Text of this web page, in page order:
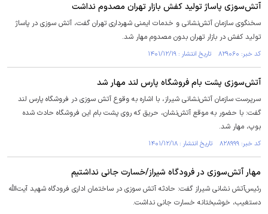
آتش‌سوزی پاساژ تولید کفش بازار تهران مصدوم نداشت
سخنگوی سازمان آتش‌نشانی و خدمات ایمنی شهرداری تهران گفت، آتش سوزی در پاساژ
تولید کفش در بازار تهران بدون مصدوم مهار شد.
کد خبر: ۸۲۹۰۶۰ تاریخ انتشار : ۱۴۰۱/۱۲/۱۹
آتش‌سوزی پشت بام فروشگاه پارس لند مهار شد
سرپرست سازمان آتش‌نشانی شیراز، با اشاره به وقوع آتش سوزی در فروشگاه پارس لند
گفت: با حضور به موقع آتش‌نشان، حریق که روی پشت بام این فروشگاه حادث شده
بوپ، مهار شد.
کد خبر: ۸۲۸۹۹۹ تاریخ انتشار : ۱۴۰۱/۱۲/۱۸
مهار آتش‌سوزی در فرودگاه شیراز/خسارت جانی نداشتیم
رئیس‌آتش نشانی شیراز گفت: حادثه آتش سوزی در ساختمان اداری فرودگاه شهید آیت‌الله
دستغیب، خوشبختانه خسارت جانی نداشت.